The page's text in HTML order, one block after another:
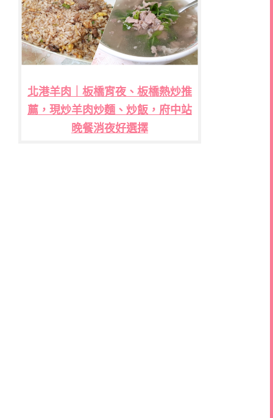
北港羊肉｜板橋宵夜、板橋熱炒推
薦，現炒羊肉炒麵、炒飯，府中站
晚餐消夜好選擇